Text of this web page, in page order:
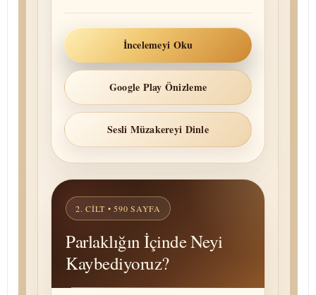
İncelemeyi Oku
Google Play Önizleme
Sesli Müzakereyi Dinle
2. CILT • 590 SAYFA
Parlaklığın İçinde Neyi
Kaybediyoruz?